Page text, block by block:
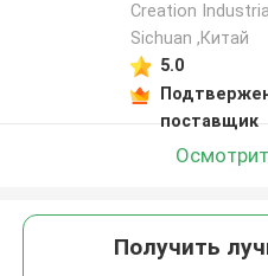
Creation
Sichuan ,Китай
5.0
поставщик
Получить